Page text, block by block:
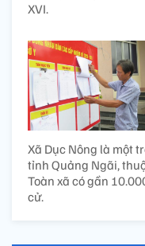
XVI.
Xã Dục Nông là một
tỉnh Quảng Ngãi,
Toàn xã có gần
cử.